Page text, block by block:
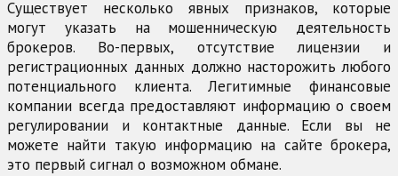
Существует несколько явных признаков, которые
могут указать на мошенническую деятельность
брокеров. Во-первых, отсутствие лицензии и
регистрационных данных должно насторожить любого
потенциального клиента. Легитимные финансовые
компании всегда предоставляют информацию о своем
регулировании и контактные данные. Если вы не
можете найти такую информацию на сайте брокера,
это первый сигнал о возможном обмане.